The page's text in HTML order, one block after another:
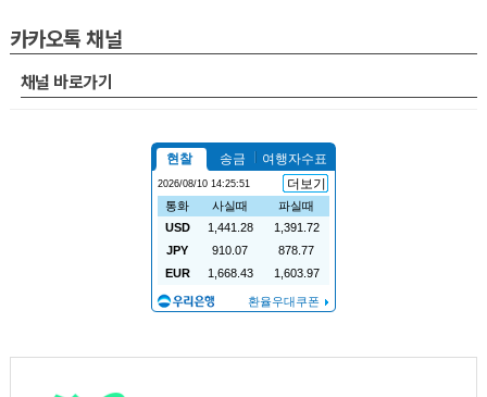
카카오톡 채널
채널 바로가기